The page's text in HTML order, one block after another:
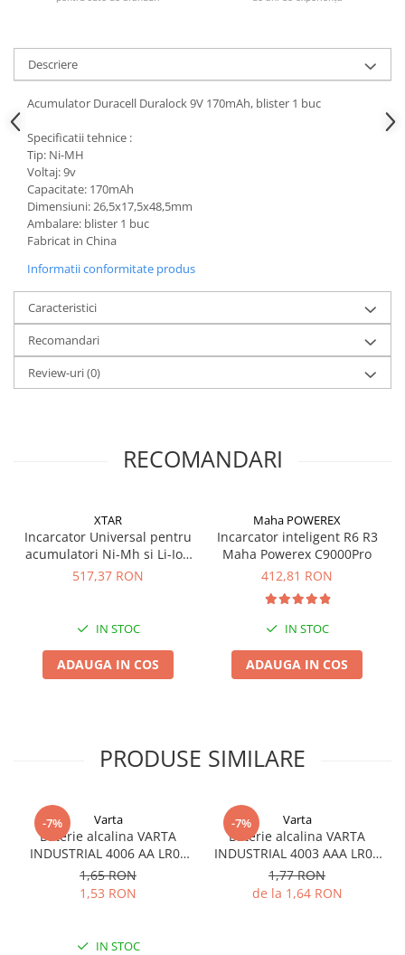
Descriere
Acumulator Duracell Duralock 9V 170mAh, blister 1 buc
Specificatii tehnice :
Tip: Ni-MH
Voltaj: 9v
Capacitate: 170mAh
Dimensiuni: 26,5x17,5x48,5mm
Ambalare: blister 1 buc
Fabricat in China
Informatii conformitate produs
Caracteristici
Recomandari
Review-uri(0)
RECOMANDARI
XTAR
Incarcator Universal pentru
acumulatori Ni-Mh si Li-Ion
Xtar VP4 Plus Dragon
517,37 RON
IN STOC
ADAUGA IN COS
Maha POWEREX
Incarcator inteligent R6 R3
Maha Powerex C9000Pro
412,81 RON
IN STOC
ADAUGA IN COS
PRODUSE SIMILARE
-7% Varta
Baterie alcalina VARTA
INDUSTRIAL 4006 AA LR06
1.5V bulk
1,65 RON
1,53 RON
IN STOC
-7% Varta
Baterie alcalina VARTA
INDUSTRIAL 4003 AAA LR03
1.5V
1,77 RON
de la 1,64 RON